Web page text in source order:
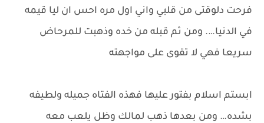
فرحت دلوقتى من قلبي واني اول مره احس ان ليا قيمه
في الدنيا…. ومن ثم قبله من خده وذهبت للمرحاض
سريعا فهي لا تقوى على مواجهته
ابستم اسلام بفتور عليها فهذه الفتاه جميله ولطيفه
بشده… ومن بعدها ذهب لمالك وظل يلعب معه